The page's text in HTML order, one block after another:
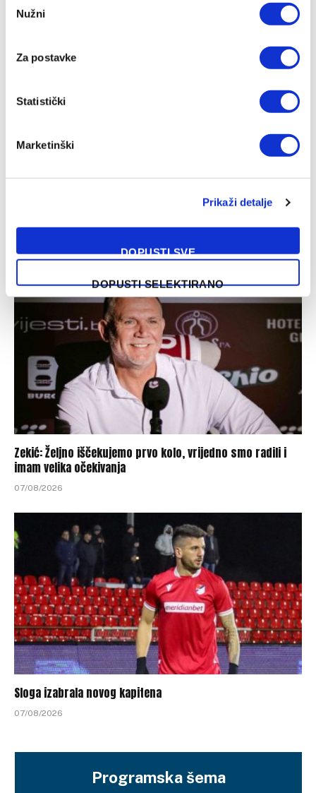
Selection
Nužni
Za postavke
Statistički
Marketinški
Prikaži detalje
DOPUSTI SVE
DOPUSTI SELEKTIRANO
07/08/2026
Alić nadomak inostranog angažmana, Valakari poručio:
Veoma smo optimistični
Zekić: Željno iščekujemo prvo kolo, vrijedno smo radili i
imam velika očekivanja
07/08/2026
Sloga izabrala novog kapitena
07/08/2026
Programska šema